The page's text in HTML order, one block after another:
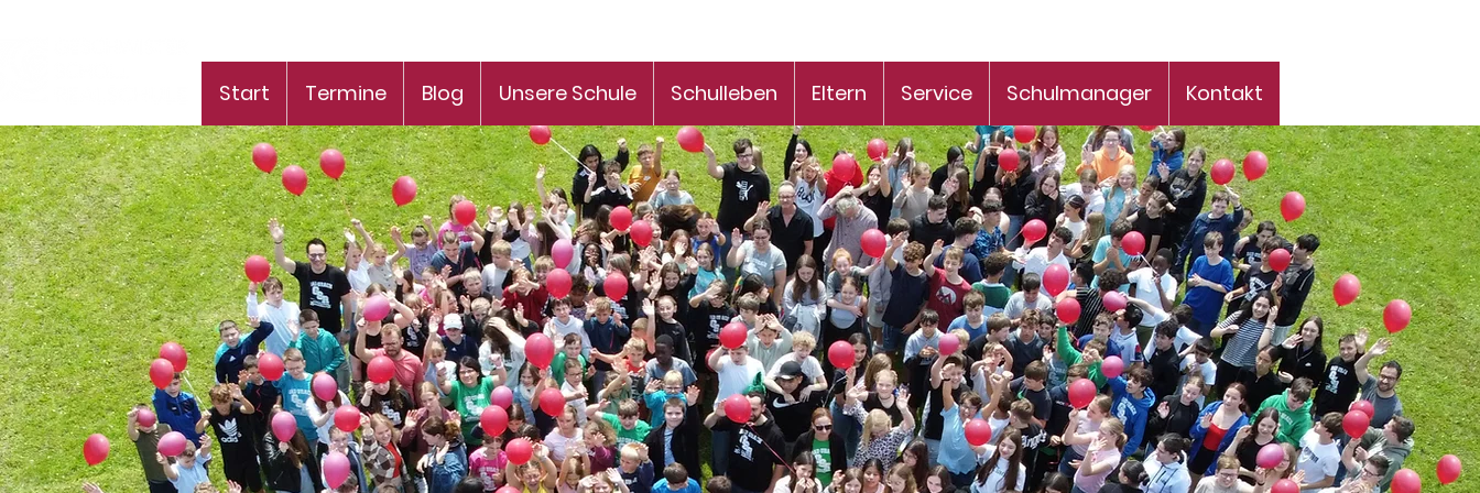
Start Termine Blog Unsere Schule Schulleben Eltern Service Schulmanager Kontakt
Willkommen